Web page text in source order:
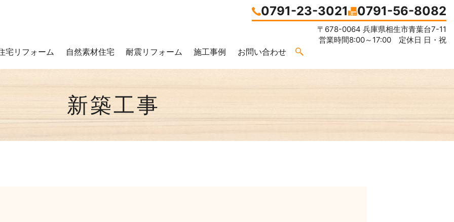
宅リフォーム 自然素材住宅 耐震リフォーム 施工事例 お問い合わせ
0791-23-3021 0791-56-8082
〒678-0064 兵庫県相生市青葉台7-11
営業時間8:00～17:00 定休日 日・祝
新築工事